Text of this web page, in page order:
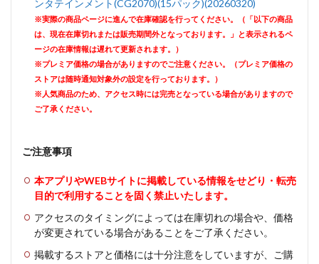
ンタテインメント(CG2070)(15パック)(20260320)
※実際の商品ページに進んで在庫確認を行ってください。（「以下の商品
は、現在在庫切れまたは販売期間外となっております。」と表示されるペ
ージの在庫情報は遅れて更新されます。）
※プレミア価格の場合がありますのでご注意ください。（プレミア価格の
ストアは随時通知対象外の設定を行っております。）
※人気商品のため、アクセス時には完売となっている場合がありますので
ご了承ください。
ご注意事項
本アプリやWEBサイトに掲載している情報をせどり・転売
目的で利用することを固く禁止いたします。
アクセスのタイミングによっては在庫切れの場合や、価格
が変更されている場合があることをご了承ください。
掲載するストアと価格には十分注意をしていますが、ご購